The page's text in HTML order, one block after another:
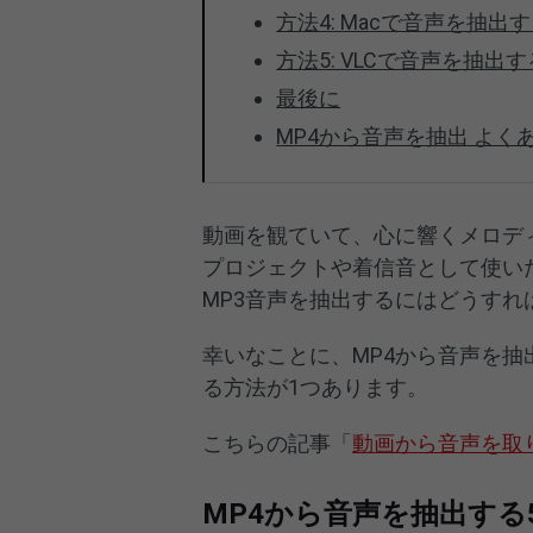
方法4: Macで音声を抽出
方法5: VLCで音声を抽出す
最後に
MP4から音声を抽出 よく
動画を観ていて、心に響くメロ
プロジェクトや着信音として使
MP3音声を抽出するにはどうす
幸いなことに、MP4から音声を
る方法が1つあります。
こちらの記事「 動画から音声を取
MP4から音声を抽出す